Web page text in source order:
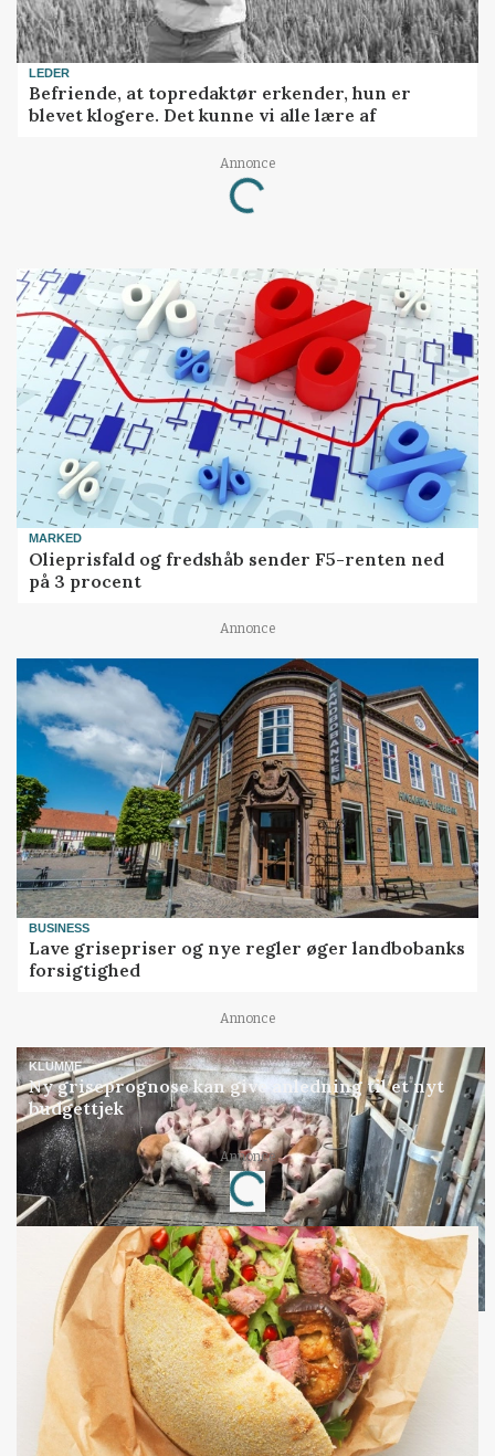
LEDER
Befriende, at topredaktør erkender, hun er
blevet klogere. Det kunne vi alle lære af
Annonce
Loading...
MARKED
Olieprisfald og fredshåb sender F5-renten ned
på 3 procent
Annonce
BUSINESS
Lave grisepriser og nye regler øger landbobanks
forsigtighed
Annonce
KLUMME
Ny griseprognose kan give anledning til et nyt
budgettjek
Annonce
Loading...